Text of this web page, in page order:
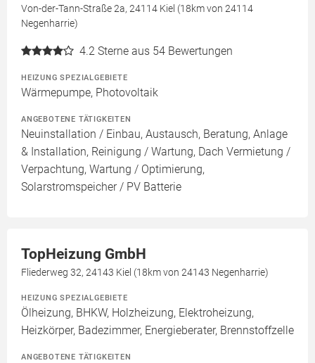
Von-der-Tann-Straße 2a, 24114 Kiel (18km von 24114
Negenharrie)
4.2 Sterne aus 54 Bewertungen
HEIZUNG SPEZIALGEBIETE
Wärmepumpe, Photovoltaik
ANGEBOTENE TÄTIGKEITEN
Neuinstallation / Einbau, Austausch, Beratung, Anlage
& Installation, Reinigung / Wartung, Dach Vermietung /
Verpachtung, Wartung / Optimierung,
Solarstromspeicher / PV Batterie
TopHeizung GmbH
Fliederweg 32, 24143 Kiel (18km von 24143 Negenharrie)
HEIZUNG SPEZIALGEBIETE
Ölheizung, BHKW, Holzheizung, Elektroheizung,
Heizkörper, Badezimmer, Energieberater, Brennstoffzelle
ANGEBOTENE TÄTIGKEITEN